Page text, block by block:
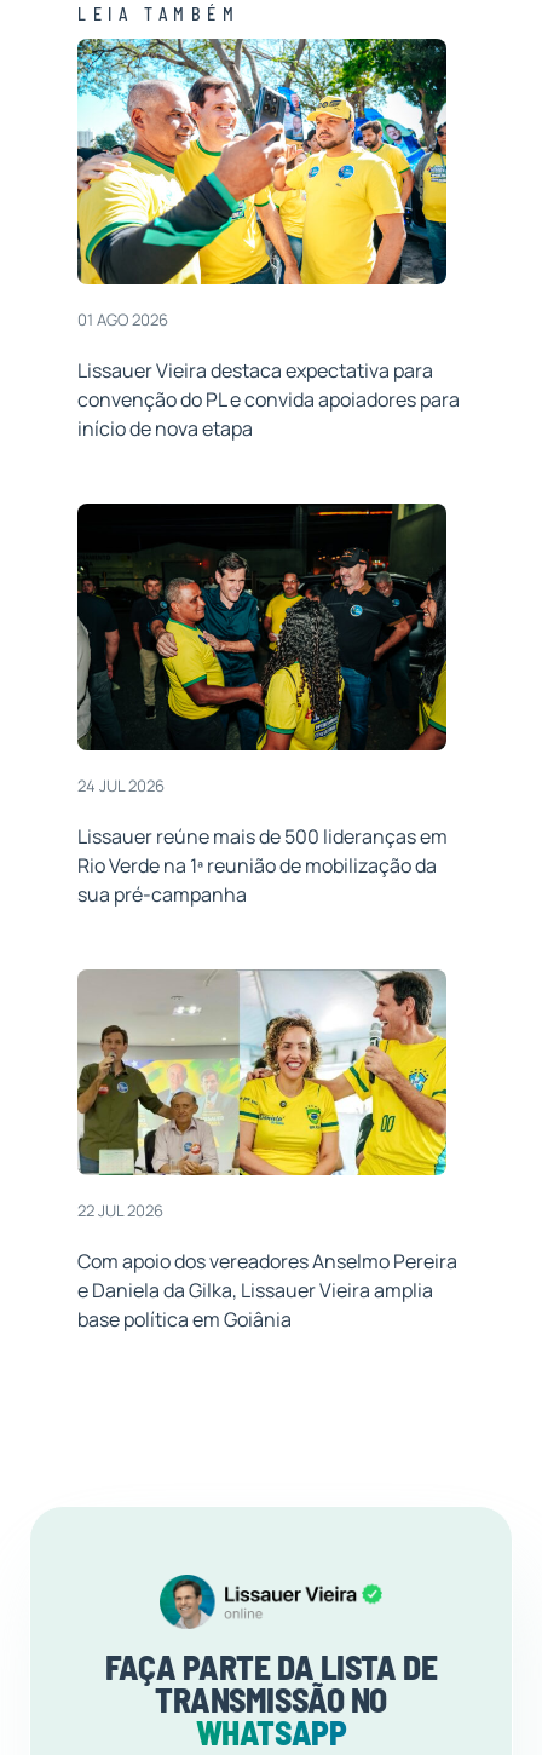
LEIA TAMBÉM
01 AGO 2026
Lissauer Vieira destaca expectativa para
convenção do PL e convida apoiadores para
início de nova etapa
24 JUL 2026
Lissauer reúne mais de 500 lideranças em
Rio Verde na 1ª reunião de mobilização da
sua pré-campanha
22 JUL 2026
Com apoio dos vereadores Anselmo Pereira
e Daniela da Gilka, Lissauer Vieira amplia
base política em Goiânia
FAÇA PARTE DA LISTA DE
TRANSMISSÃO NO
WHATSAPP